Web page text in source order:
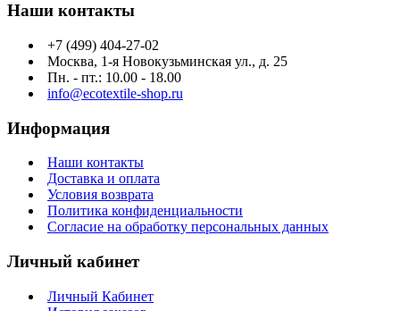
Наши контакты
+7 (499) 404-27-02
Москва, 1-я Новокузьминская ул., д. 25
Пн. - пт.: 10.00 - 18.00
info@ecotextile-shop.ru
Информация
Наши контакты
Доставка и оплата
Условия возврата
Политика конфиденциальности
Согласие на обработку персональных данных
Личный кабинет
Личный Кабинет